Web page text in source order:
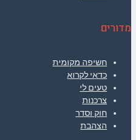
מדורים
חשיפה מקומית
כדאי לקרוא
טעים לי
צרכנות
חוק וסדר
הצהבת